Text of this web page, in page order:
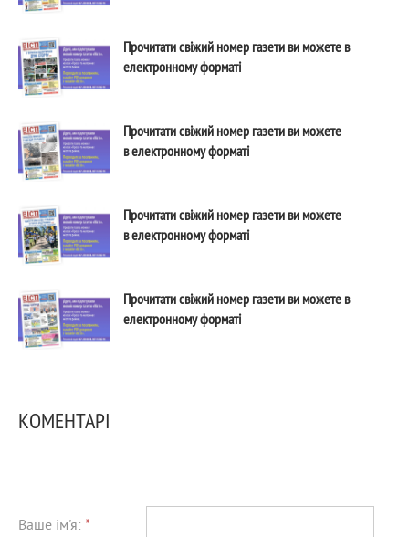
Прочитати свіжий номер газети ви можете в
електронному форматі
Прочитати свіжий номер газети ви можете
в електронному форматі
Прочитати свіжий номер газети ви можете
в електронному форматі
Прочитати свіжий номер газети ви можете в
електронному форматі
КОМЕНТАРІ
Ваше ім'я: *